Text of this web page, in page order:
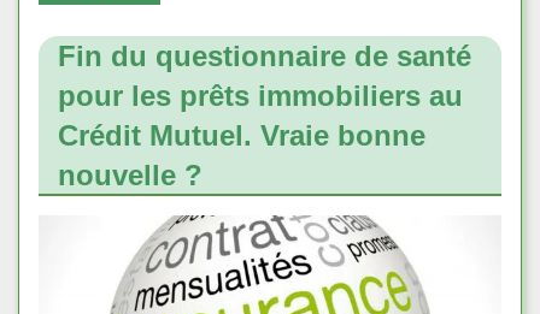
Fin du questionnaire de santé
pour les prêts immobiliers au
Crédit Mutuel. Vraie bonne
nouvelle ?